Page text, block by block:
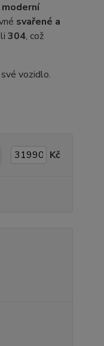
svařené a
304, což
vozidlo.
Kč